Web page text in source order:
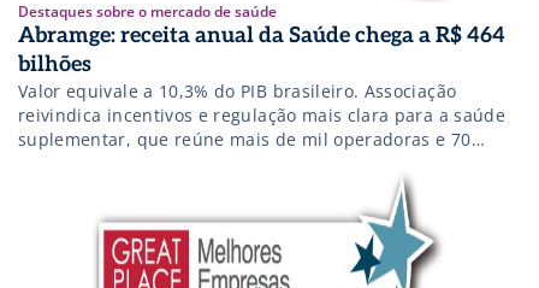
Destaques sobre o mercado de saúde
Abramge: receita anual da Saúde chega a R$ 464
bilhões
Valor equivale a 10,3% do PIB brasileiro. Associação
reivindica incentivos e regulação mais clara para a saúde
suplementar, que reúne mais de mil operadoras e 70